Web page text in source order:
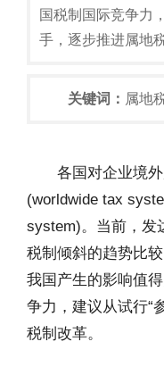
国税制国际竞争力
手，逐步推进属地
关键词： 属地
各国对企业境
(worldwide tax
system)。当前，发
税制倾斜的趋势比
我国产生的影响值
争力，建议从试行“
税制改革。